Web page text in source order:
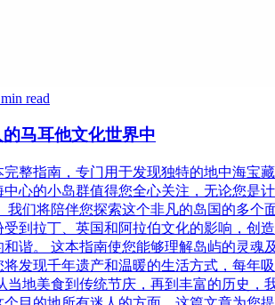
read
马耳他文化世界中
完整指南，专门用于发现独特的地中海宝
中心的小岛群值得您全心关注，无论您是
我们将陪伴您探索这个非凡的岛国的多个
受到拉丁、英国和阿拉伯文化的影响，创
和谐。 这本指南使您能够理解岛屿的灵魂
将发现千年遗产和温暖的生活方式，每年
当地美食到传统节庆，再到丰富的历史，